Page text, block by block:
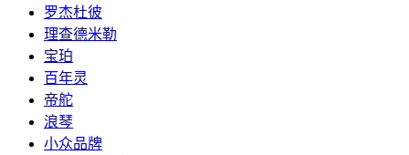
罗杰杜彼
理查德米勒
宝珀
百年灵
帝舵
浪琴
小众品牌